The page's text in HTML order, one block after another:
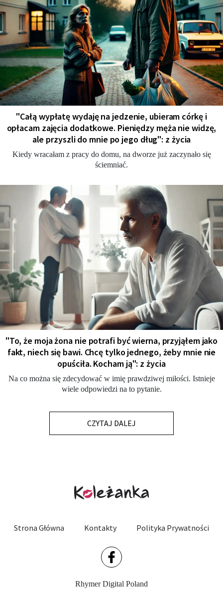
"Całą wypłatę wydaję na jedzenie, ubieram córkę i
opłacam zajęcia dodatkowe. Pieniędzy męża nie widzę,
ale przyszli do mnie po jego dług": z życia
Kiedy wracałam z pracy do domu, na dworze już zaczynało się
ściemniać.
"To, że moja żona nie potrafi być wierna, przyjąłem jako
fakt, niech się bawi. Chcę tylko jednego, żeby mnie nie
opuściła. Kocham ją": z życia
Na co można się zdecydować w imię prawdziwej miłości. Istnieje
wiele odpowiedzi na to pytanie.
CZYTAJ DALEJ
Strona Główna Kontakty Polityka Prywatności
Rhymer Digital Poland